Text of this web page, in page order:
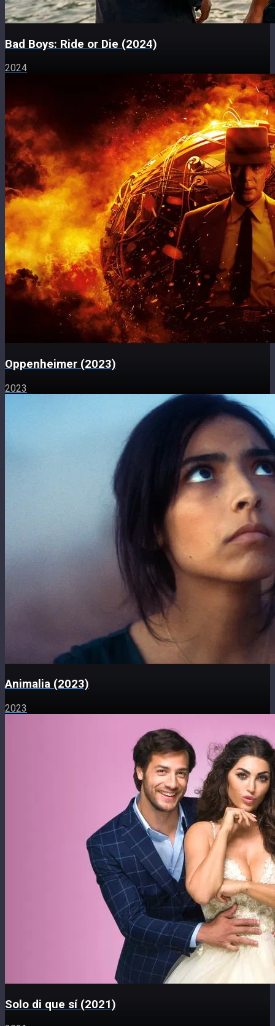
Bad Boys: Ride or Die (2024)
2024
Oppenheimer (2023)
2023
Animalia (2023)
2023
Solo di que sí (2021)